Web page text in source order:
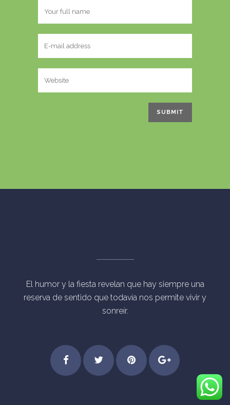
El humor y la fiesta revelan que hay siempre una
reserva de sentido que todavía nos permite vivir y
sonreír.